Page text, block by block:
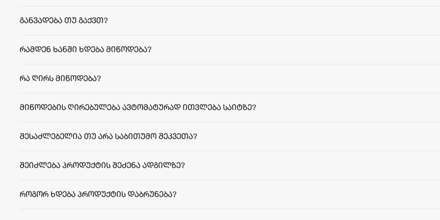
განვადება თუ გაქვთ?
რამდენ ხანში ხდება მიწოდება?
რეგიონები:
რა ღირს მიწოდება?
მიწოდების ღირებულება ავტომატურად ითვლება საიტზე?
შესაძლებელია თუ არა საბითუმო შეკვეთა?
შეიძლება პროდუქტის შეძენა ადგილზე?
როგორ ხდება პროდუქტის დაბრუნება?